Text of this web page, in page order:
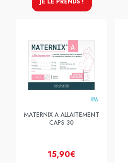
MATERNIX A ALLAITEMENT
CAPS 30
15,90€